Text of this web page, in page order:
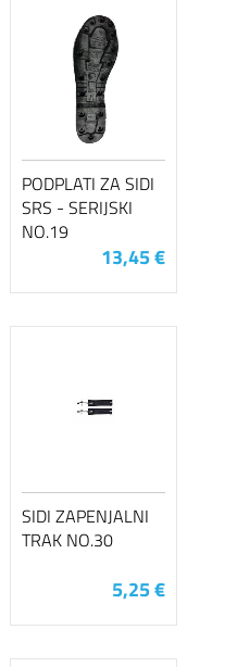
PODPLATI ZA SIDI
SRS - SERIJSKI
NO.19
13,45 €
SIDI ZAPENJALNI
TRAK NO.30
5,25 €